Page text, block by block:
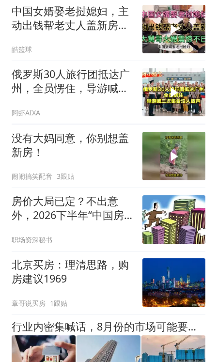
中国女婿娶老挝媳妇，主
动出钱帮老丈人盖新房大
皓篮球
俄罗斯30人旅行团抵达广
州，全员愣住，导游喊三
阿虾AIXA
没有大妈同意，你别想盖
新房！
闹闹搞笑配音 3跟贴
房价大局已定？不出意
外，2026下半年“中国房
职场资深秘书
北京买房：理清思路，购
房建议1969
章哥说买房 1跟贴
行业内密集喊话，8月份的市场可能要变了，增税费，低利率，换房补贴